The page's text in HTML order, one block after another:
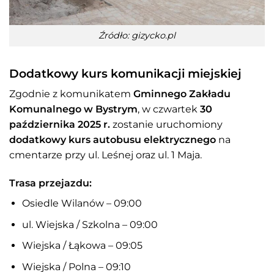
Źródło: gizycko.pl
Dodatkowy kurs komunikacji miejskiej
Zgodnie z komunikatem Gminnego Zakładu
Komunalnego w Bystrym, w czwartek 30
października 2025 r. zostanie uruchomiony
dodatkowy kurs autobusu elektrycznego na
cmentarze przy ul. Leśnej oraz ul. 1 Maja.
Trasa przejazdu:
Osiedle Wilanów – 09:00
ul. Wiejska / Szkolna – 09:00
Wiejska / Łąkowa – 09:05
Wiejska / Polna – 09:10